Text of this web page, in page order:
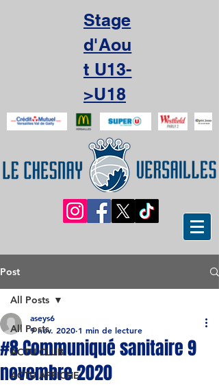
Stage
d'Aou
t U13-
>U18
Post
All Posts
ACTU CLUB
ACTU AFFICHE
All Posts
#8 Communiqué sanitaire 9
novembre 2020
aseys6
9 nov. 2020 1 min de lecture